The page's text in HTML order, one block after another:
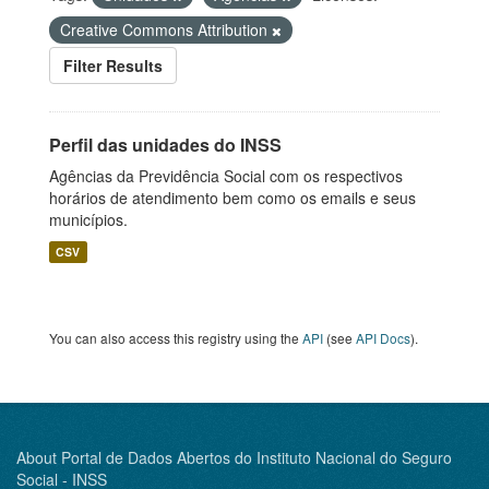
Creative Commons Attribution
Filter Results
Perfil das unidades do INSS
Agências da Previdência Social com os respectivos
horários de atendimento bem como os emails e seus
municípios.
CSV
You can also access this registry using the API (see API Docs).
About Portal de Dados Abertos do Instituto Nacional do Seguro
Social - INSS